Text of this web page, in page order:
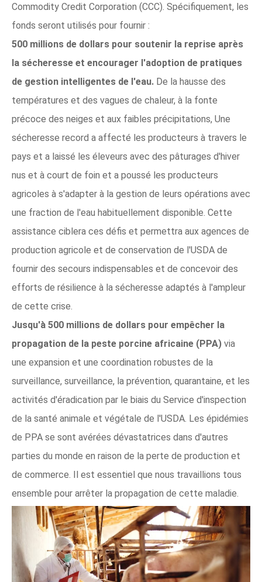
Commodity Credit Corporation (CCC). Spécifiquement, les
fonds seront utilisés pour fournir :
500 millions de dollars pour soutenir la reprise après
la sécheresse et encourager l'adoption de pratiques
de gestion intelligentes de l'eau. De la hausse des
températures et des vagues de chaleur, à la fonte
précoce des neiges et aux faibles précipitations, Une
sécheresse record a affecté les producteurs à travers le
pays et a laissé les éleveurs avec des pâturages d'hiver
nus et à court de foin et a poussé les producteurs
agricoles à s'adapter à la gestion de leurs opérations avec
une fraction de l'eau habituellement disponible. Cette
assistance ciblera ces défis et permettra aux agences de
production agricole et de conservation de l'USDA de
fournir des secours indispensables et de concevoir des
efforts de résilience à la sécheresse adaptés à l'ampleur
de cette crise.
Jusqu'à 500 millions de dollars pour empêcher la
propagation de la peste porcine africaine (PPA) via
une expansion et une coordination robustes de la
surveillance, surveillance, la prévention, quarantaine, et les
activités d'éradication par le biais du Service d'inspection
de la santé animale et végétale de l'USDA. Les épidémies
de PPA se sont avérées dévastatrices dans d'autres
parties du monde en raison de la perte de production et
de commerce. Il est essentiel que nous travaillions tous
ensemble pour arrêter la propagation de cette maladie.